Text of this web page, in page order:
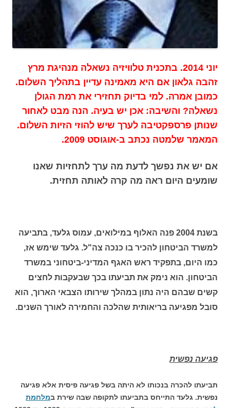
יוני 2014. בתכנית טלוויזיה נשאלה מנהיגת מרץ
זהבה גלאון אם היא מאמינה עדיין בתהליך השלום.
כמובן אמרה. למי בדיוק תחזירי את רמת הגולן
נשאלה? והשיבה: אכן יש בעיה. הנה מבט לאחור
שנותן פרספקטיבה לערך שיש להוזי הזיות השלום.
המאמר שלמטה נכתב ב-אוגוסט 2009.
אם יש את נפשך לדעת מה ערך לתחזיות שאנו
שומעים היום ראה מה קרה לאותה תחזית.
בשנת 2004 פנה האלוף במילואים, עמוס גלעד, בתביעה
למשרד הביטחון להכיר בו כנכה צה"ל. גלעד שימש אז,
כמו היום, בתפקיד ראש האגף המדיני-ביטחוני במשרד
הביטחון. הוא נימק את תביעתו בכך שבעקבות לחצים
קשים שבהם היה נתון במהלך שירותו הצבאי הארוך, הוא
סובל מפגיעה בריאותית שהלכה והחמירה לאורך השנים.
פגיעה נפשית
תביעתו להכרה בנכותו לא היתה בשל פגיעה פיסית אלא פגיעה
נפשית. גלעד התייחס בתביעתו לתקופה שבה שירת במלחמת